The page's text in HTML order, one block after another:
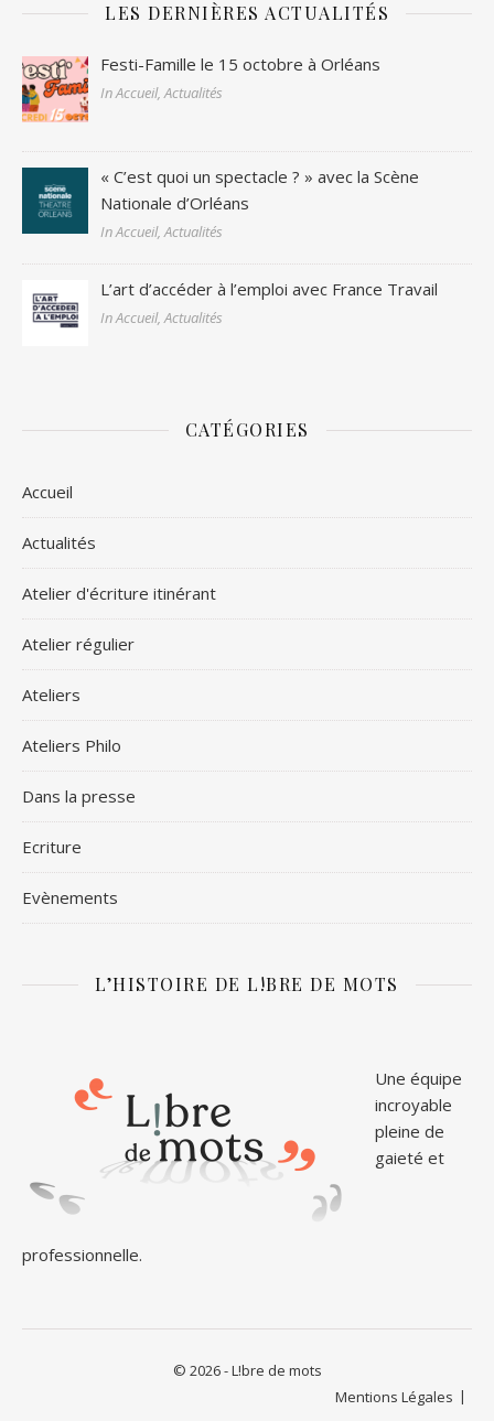
LES DERNIÈRES ACTUALITÉS
Festi-Famille le 15 octobre à Orléans
In Accueil, Actualités
« C’est quoi un spectacle ? » avec la Scène
Nationale d’Orléans
In Accueil, Actualités
L’art d’accéder à l’emploi avec France Travail
In Accueil, Actualités
CATÉGORIES
Accueil
Actualités
Atelier d'écriture itinérant
Atelier régulier
Ateliers
Ateliers Philo
Dans la presse
Ecriture
Evènements
L’HISTOIRE DE L!BRE DE MOTS
Une équipe
incroyable
pleine de
gaieté et
professionnelle.
© 2026 - L!bre de mots
Mentions Légales